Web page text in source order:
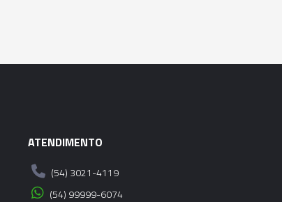
ATENDIMENTO
(54) 3021-4119
(54) 99999-6074